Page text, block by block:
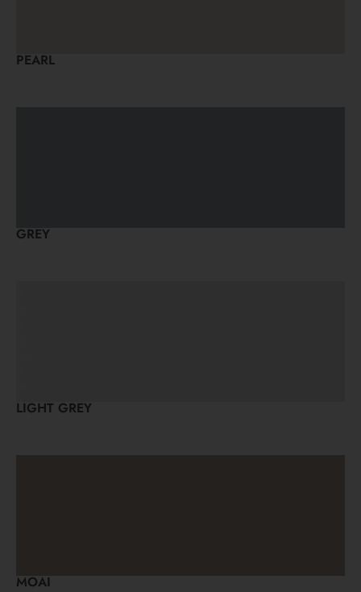
PEARL
GREY
LIGHT GREY
MOAI